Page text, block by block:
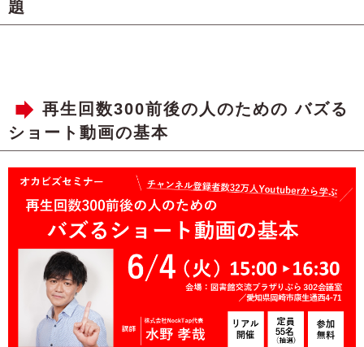
題
再生回数300前後の人のための バズる
ショート動画の基本